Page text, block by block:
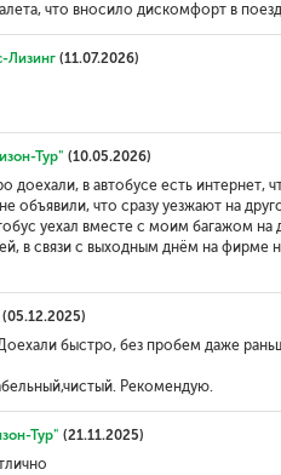
что вносило дискомфорт в
Лизинг(11.07.2026)
Тур" (10.05.2026)
доехали, в автобусе есть интернет,
объявили, что сразу уезжают на
уехал вместе с моим багажом
в связи с выходным днём на фирме
(05.12.2025)
быстро, без пробем даже
Рекомендую.
Тур" (21.11.2025)